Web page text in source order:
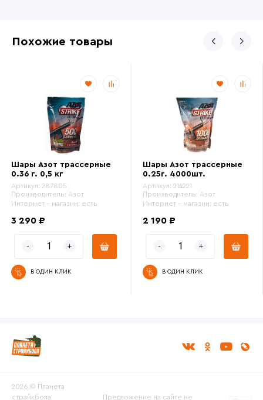
Похожие товары
Шары Азот трассерные
0.36 г. 0,5 кг
Артикул: 287805
Производитель: Азот
Интернет - магазин: есть
3 290 ₽
В ОДИН КЛИК
Шары Азот трассерные
0.25г. 4000шт.
Артикул: 214221
Производитель: Азот
Интернет - магазин: есть
2 190 ₽
В ОДИН КЛИК
2026 © Планета
страйкбола
Предложение на сайте не